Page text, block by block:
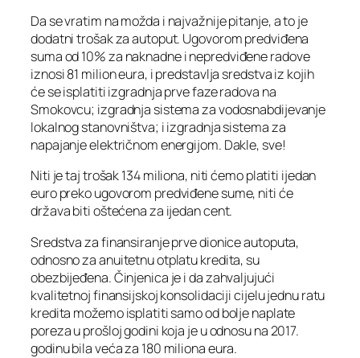
Da se vratim na možda i najvažnije pitanje, a to je
dodatni trošak za autoput. Ugovorom predviđena
suma od 10% za naknadne i nepredviđene radove
iznosi 81 milion eura, i predstavlja sredstva iz kojih
će se isplatiti izgradnja prve faze radova na
Smokovcu; izgradnja sistema za vodosnabdijevanje
lokalnog stanovništva; i izgradnja sistema za
napajanje električnom energijom. Dakle, sve!
Niti je taj trošak 134 miliona, niti ćemo platiti ijedan
euro preko ugovorom predviđene sume, niti će
država biti oštećena za ijedan cent.
Sredstva za finansiranje prve dionice autoputa,
odnosno za anuitetnu otplatu kredita, su
obezbijeđena. Činjenica je i da zahvaljujući
kvalitetnoj finansijskoj konsolidaciji cijelu jednu ratu
kredita možemo isplatiti samo od bolje naplate
poreza u prošloj godini koja je u odnosu na 2017.
godinu bila veća za 180 miliona eura.